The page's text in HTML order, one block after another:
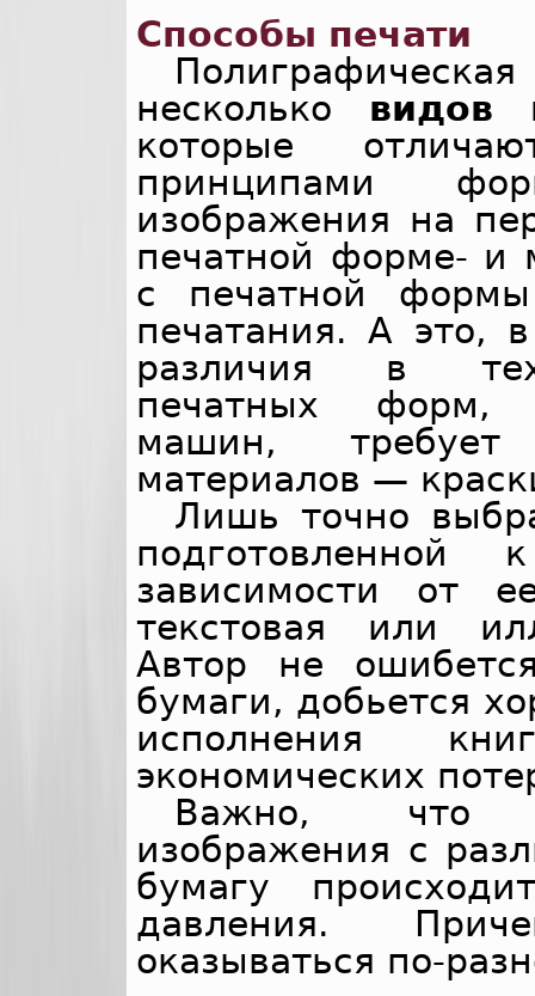
Способы печати
несколько видов
которые
принципами
изображения на
печатной форме- и
с печатной
печатания. А это,
различия в
печатных форм,
машин, требует
материалов —
Лишь точно
зависимости от
текстовая или
Автор не
бумаги, добьется
исполнения
экономических
Важно, что
изображения с
бумагу
давления.
оказываться по-